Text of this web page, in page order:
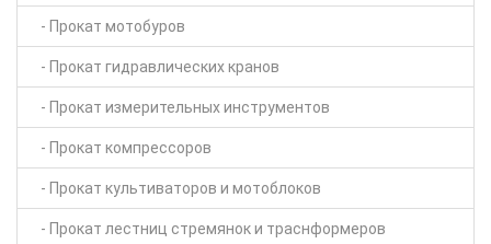
- Прокат мотобуров
- Прокат гидравлических кранов
- Прокат измерительных инструментов
- Прокат компрессоров
- Прокат культиваторов и мотоблоков
- Прокат лестниц стремянок и траснформеров